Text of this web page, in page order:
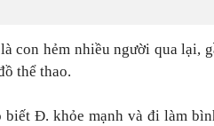
con hẻm nhiều người qua lại,
thể thao.
Đ. khỏe mạnh và đi làm